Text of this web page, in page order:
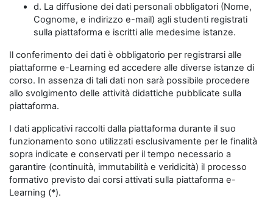
d. La diffusione dei dati personali obbligatori (Nome,
Cognome, e indirizzo e-mail) agli studenti registrati
sulla piattaforma e iscritti alle medesime istanze.
Il conferimento dei dati è obbligatorio per registrarsi alle
piattaforme e-Learning ed accedere alle diverse istanze di
corso. In assenza di tali dati non sarà possibile procedere
allo svolgimento delle attività didattiche pubblicate sulla
piattaforma.
I dati applicativi raccolti dalla piattaforma durante il suo
funzionamento sono utilizzati esclusivamente per le finalità
sopra indicate e conservati per il tempo necessario a
garantire (continuità, immutabilità e veridicità) il processo
formativo previsto dai corsi attivati sulla piattaforma e-
Learning (*).